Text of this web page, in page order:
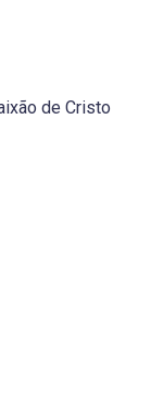
de Cristo